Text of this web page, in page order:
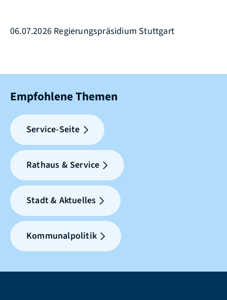
06.07.2026 Regierungspräsidium Stuttgart
Empfohlene Themen
Service-Seite
Rathaus & Service
Stadt & Aktuelles
Kommunalpolitik